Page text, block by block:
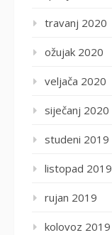
travanj 2020
ožujak 2020
veljača 2020
siječanj 2020
studeni 2019
listopad 2019
rujan 2019
kolovoz 2019